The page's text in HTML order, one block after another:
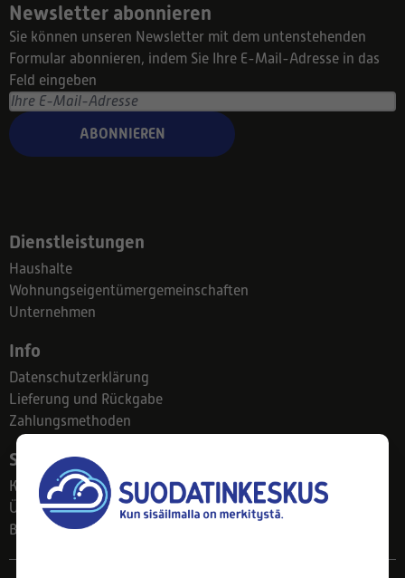
Newsletter abonnieren
Sie können unseren Newsletter mit dem untenstehenden
Formular abonnieren, indem Sie Ihre E-Mail-Adresse in das
Feld eingeben
ABONNIEREN
Dienstleistungen
Haushalte
Wohnungseigentümergemeinschaften
Unternehmen
Info
Datenschutzerklärung
Lieferung und Rückgabe
Zahlungsmethoden
Suodatinkeskus
Kontakt
Über uns
Blog